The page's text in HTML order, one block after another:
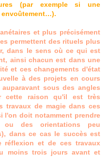
(par exemple si une
envoûtement…).
et plus précisément
permettent des rituels plus
dans le sens où ce qui est
ainsi chacun est dans une
et ces changements d'état
à des projets en cours
sous des angles
cette raison qu'il est très
travaux de magie dans ces
l'on doit notamment prendre
ou des orientations peu
dans ce cas le succès est
réflexion et de ces travaux
moins trois jours avant et